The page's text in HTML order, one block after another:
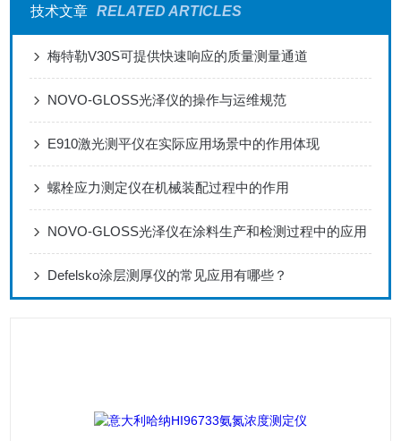
技术文章 RELATED ARTICLES
梅特勒V30S可提供快速响应的质量测量通道
NOVO-GLOSS光泽仪的操作与运维规范
E910激光测平仪在实际应用场景中的作用体现
螺栓应力测定仪在机械装配过程中的作用
NOVO-GLOSS光泽仪在涂料生产和检测过程中的应用
Defelsko涂层测厚仪的常见应用有哪些？